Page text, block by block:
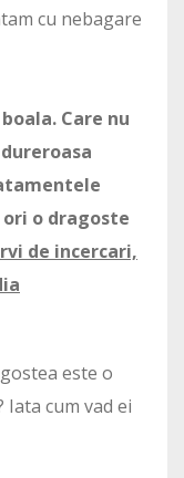
cu nebagare
Care nu
o dragoste
de incercari,
este o
Iata cum vad ei